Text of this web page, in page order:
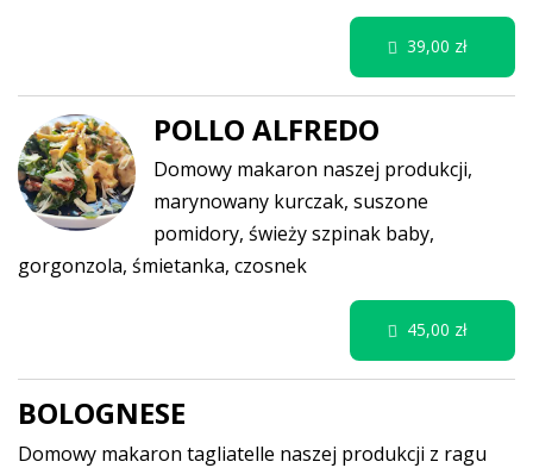
POLLO ALFREDO
Domowy makaron naszej produkcji,
marynowany kurczak, suszone
pomidory, świeży szpinak baby,
gorgonzola, śmietanka, czosnek
BOLOGNESE
Domowy makaron tagliatelle naszej produkcji z ragu